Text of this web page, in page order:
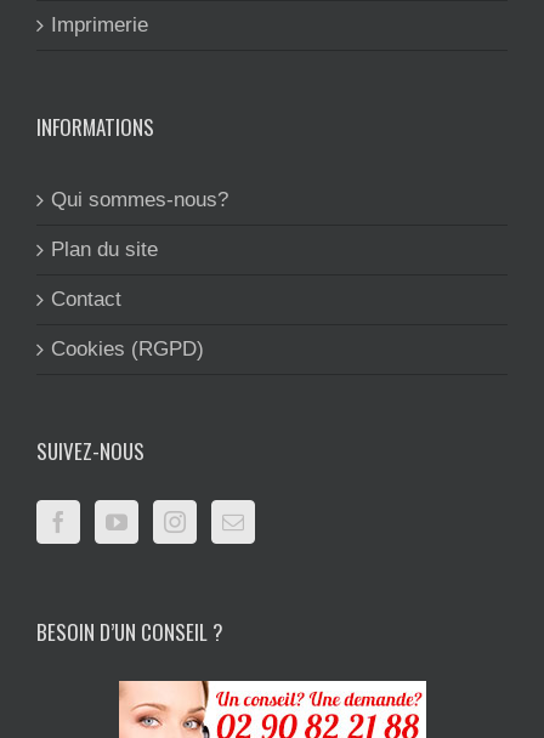
Imprimerie
INFORMATIONS
Qui sommes-nous?
Plan du site
Contact
Cookies (RGPD)
SUIVEZ-NOUS
BESOIN D’UN CONSEIL ?